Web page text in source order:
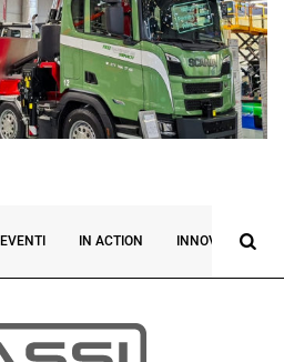
EVENTI IN ACTION INNOVAZIONE